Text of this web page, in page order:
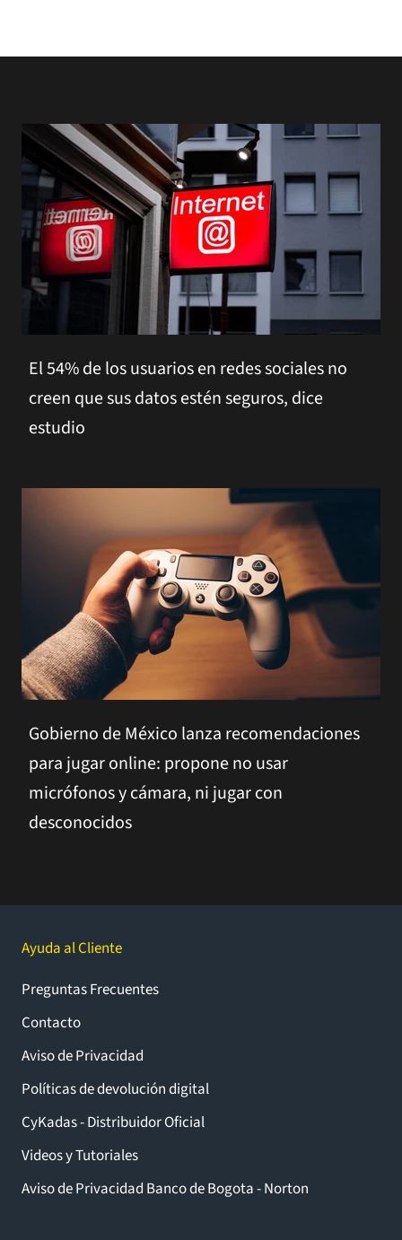
El 54% de los usuarios en redes sociales no
creen que sus datos estén seguros, dice
estudio
Gobierno de México lanza recomendaciones
para jugar online: propone no usar
micrófonos y cámara, ni jugar con
desconocidos
Ayuda al Cliente
Preguntas Frecuentes
Contacto
Aviso de Privacidad
Políticas de devolución digital
CyKadas - Distribuidor Oficial
Videos y Tutoriales
Aviso de Privacidad Banco de Bogota - Norton